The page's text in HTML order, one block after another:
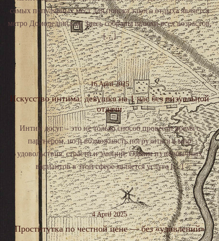
самых популярных мест для поиска такого отдыха является
метро Домодедовская. Здесь собраны шлюхи всех возрастов,
[…]
16 April 2025
Искусство интима: девушка на 1 час без визуальной
отдачи
Интим досуг – это не только способ провести время с
партнером, но и возможность погрузиться в мир
удовольствия, страсти и эмоций. Одним из необычных
вариантов в этой сфере является услуга […]
4 April 2025
Проститутка по честной цене — без «удивлений»